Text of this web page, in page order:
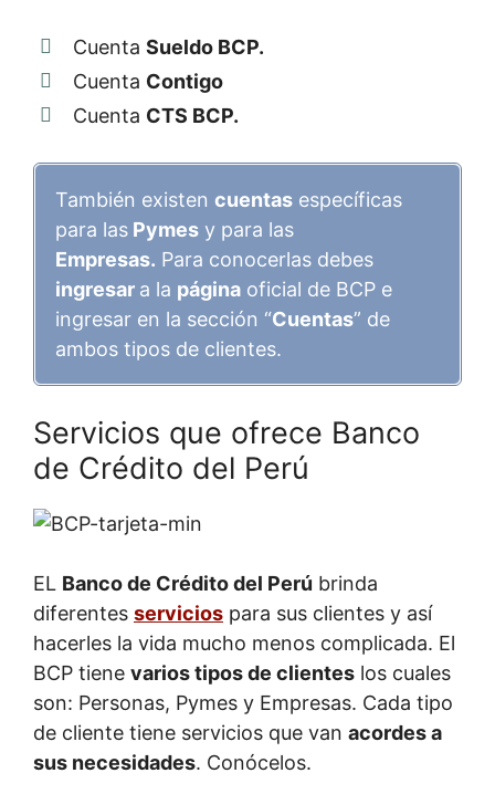
Cuenta Sueldo BCP.
Cuenta Contigo
Cuenta CTS BCP.
También existen cuentas específicas
para las Pymes y para las
Empresas. Para conocerlas debes
ingresar a la página oficial de BCP e
ingresar en la sección “Cuentas” de
ambos tipos de clientes.
Servicios que ofrece Banco
de Crédito del Perú
EL Banco de Crédito del Perú brinda
diferentes servicios para sus clientes y así
hacerles la vida mucho menos complicada. El
BCP tiene varios tipos de clientes los cuales
son: Personas, Pymes y Empresas. Cada tipo
de cliente tiene servicios que van acordes a
sus necesidades. Conócelos.